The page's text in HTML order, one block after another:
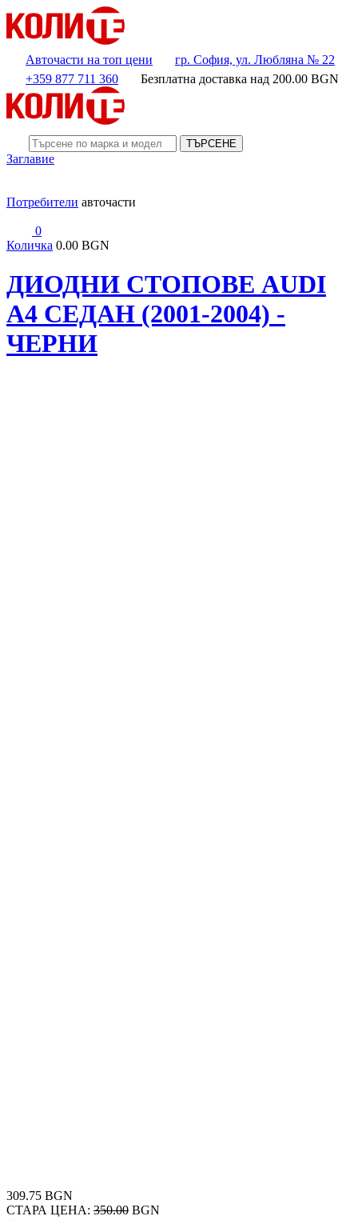
Авточасти на топ цени
гр. София, ул. Любляна № 22
+359 877 711 360
Безплатна доставка над 200.00 BGN
ТЪРСЕНЕ
Заглавие
Потребители авточасти
0
Количка 0.00 BGN
ДИОДНИ СТОПОВЕ AUDI
A4 СЕДАН (2001-2004) -
ЧЕРНИ
309.75 BGN
СТАРА ЦЕНА: 350.00 BGN